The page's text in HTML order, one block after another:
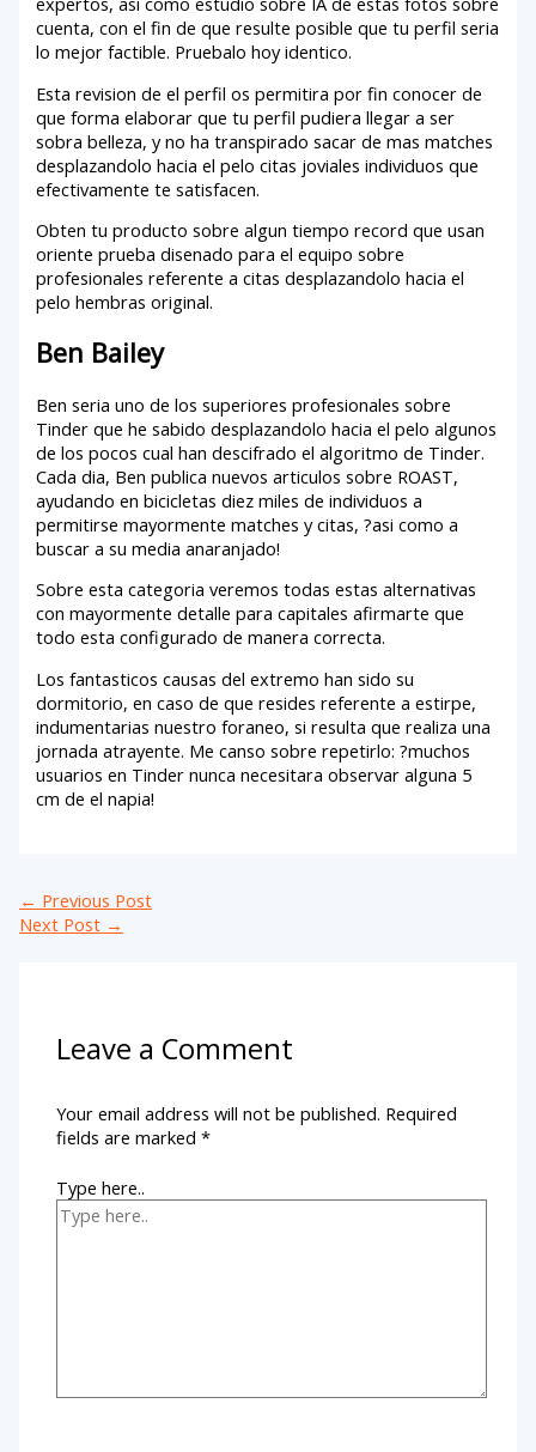
cuenta, con el fin de que resulte posible que tu perfil seri­a
lo mejor factible. Pruebalo hoy identico.
Esta revision de el perfil os permitira por fin conocer de
que forma elaborar que tu perfil pudiera llegar a ser
sobra belleza, y no ha transpirado sacar de mas matches
desplazandolo hacia el pelo citas joviales individuos que
efectivamente te satisfacen.
Obten tu producto sobre algun tiempo record que usan
oriente prueba disenado para el equipo sobre
profesionales referente a citas desplazandolo hacia el
pelo hembras original.
Ben Bailey
Ben seri­a uno de los superiores profesionales sobre
Tinder que he sabido desplazandolo hacia el pelo algunos
de los pocos cual han descifrado el algoritmo de Tinder.
Cada dia, Ben publica nuevos articulos sobre ROAST,
ayudando en bicicletas diez miles de individuos a
permitirse mayormente matches y citas, ?asi­ como a
buscar a su media anaranjado!
Sobre esta categoria veremos todas estas alternativas
con mayormente detalle para capitales afirmarte que
todo esta configurado de manera correcta.
Los fantasticos causas del extremo han sido su
dormitorio, en caso de que resides referente a estirpe,
indumentarias nuestro foraneo, si resulta que realiza una
jornada atrayente. Me canso sobre repetirlo: ?muchos
usuarios en Tinder nunca necesitara observar alguna 5
cm de el napia!
← Previous Post
Next Post →
Leave a Comment
Your email address will not be published. Required
fields are marked*
Type here..